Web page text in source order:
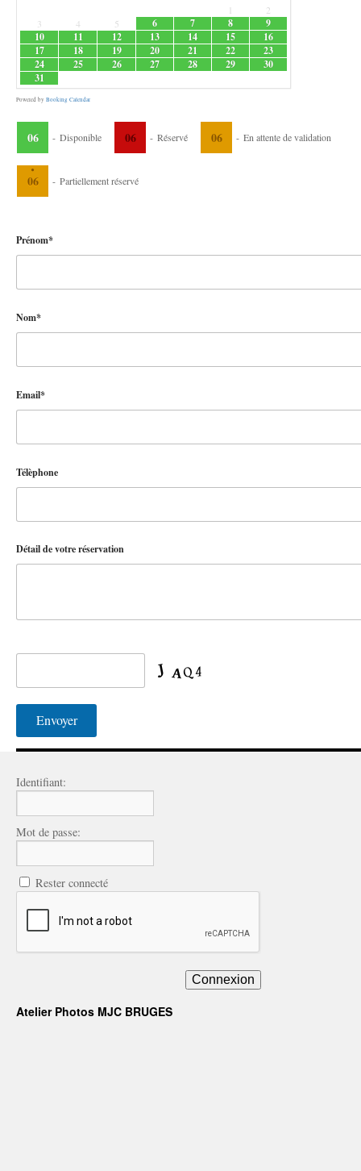
1
2
3
4 5 6 7 8
9
10
11 12 13 14 15
16
17
18 19 20 21 22
23
24
25 26 27 28 29
30
31
Powered by Booking Calendar
06 - Disponible 06 - Réservé 06 - En attente de validation
·
06 - Partiellement réservé
Prénom*
Nom*
Email*
Télèphone
Détail de votre réservation
Identifiant:
Mot de passe:
Rester connecté
Connexion
Atelier Photos MJC BRUGES